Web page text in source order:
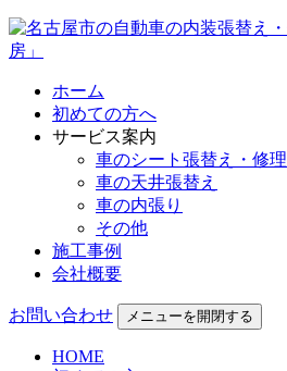
ホーム
初めての方へ
サービス案内
車のシート張替え・修理
車の天井張替え
車の内張り
その他
施工事例
会社概要
お問い合わせ メニューを開閉する
HOME